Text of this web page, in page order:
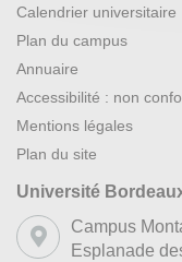
Calendrier universitaire
Plan du campus
Annuaire
Accessibilité : non
Mentions légales
Plan du site
Université
Campus
Esplanade